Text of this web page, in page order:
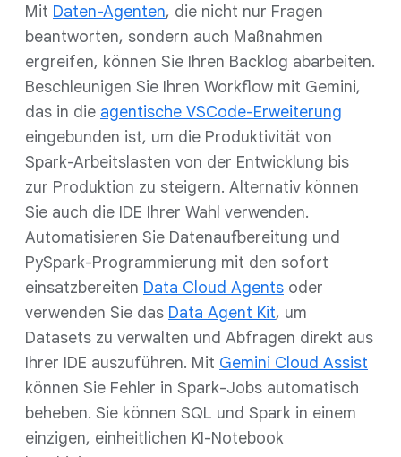
Mit Daten-Agenten, die nicht nur Fragen
beantworten, sondern auch Maßnahmen
ergreifen, können Sie Ihren Backlog abarbeiten.
Beschleunigen Sie Ihren Workflow mit Gemini,
das in die agentische VSCode-Erweiterung
eingebunden ist, um die Produktivität von
Spark-Arbeitslasten von der Entwicklung bis
zur Produktion zu steigern. Alternativ können
Sie auch die IDE Ihrer Wahl verwenden.
Automatisieren Sie Datenaufbereitung und
PySpark-Programmierung mit den sofort
einsatzbereiten Data Cloud Agents oder
verwenden Sie das Data Agent Kit, um
Datasets zu verwalten und Abfragen direkt aus
Ihrer IDE auszuführen. Mit Gemini Cloud Assist
können Sie Fehler in Spark-Jobs automatisch
beheben. Sie können SQL und Spark in einem
einzigen, einheitlichen KI-Notebook